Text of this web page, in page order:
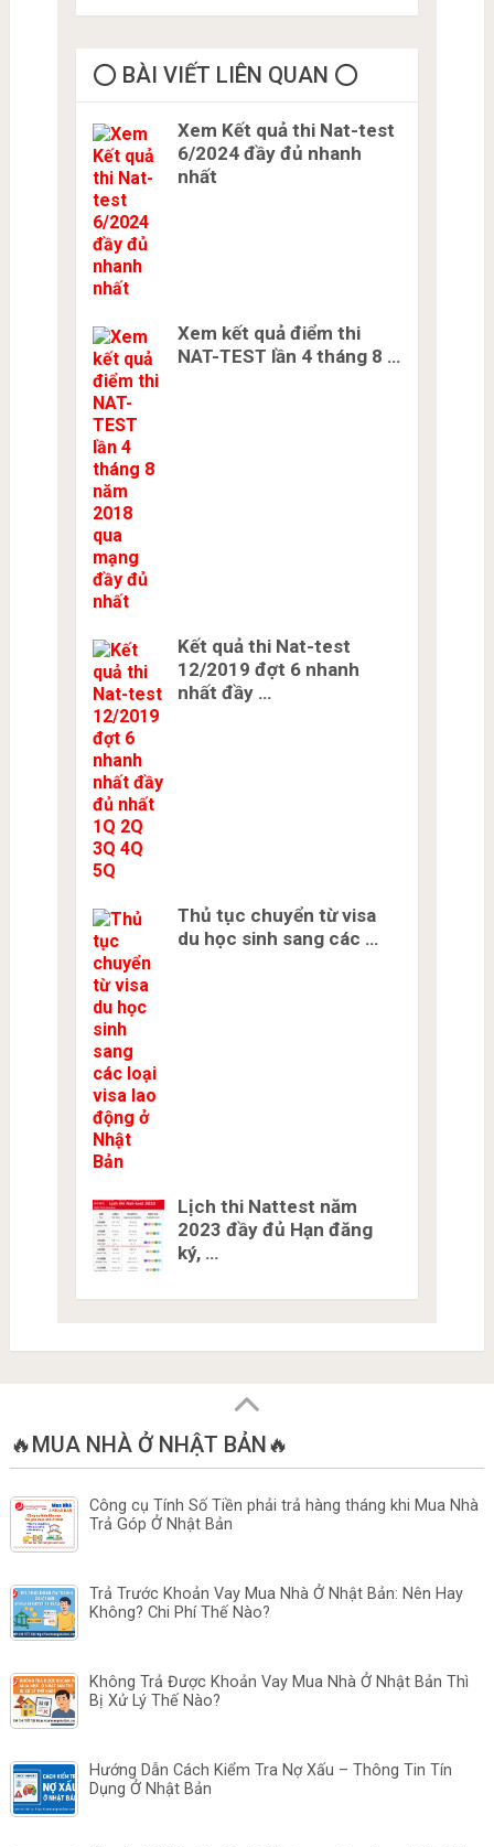
thuyết bằng lái xe ở Nhật
câu Đề 5
⭕️ BÀI VIẾT LIÊN QUAN ⭕️
Xem Kết quả thi Nat-test
6/2024 đầy đủ nhanh
nhất
Xem kết quả điểm thi
NAT-TEST lần 4 tháng 8 …
Kết quả thi Nat-test
12/2019 đợt 6 nhanh
nhất đầy …
Thủ tục chuyển từ visa
du học sinh sang các …
Lịch thi Nattest năm
2023 đầy đủ Hạn đăng
ký, …
🔥MUA NHÀ Ở NHẬT BẢN🔥
Công cụ Tính Số Tiền phải trả hàng tháng khi Mua Nhà
Trả Góp Ở Nhật Bản
Trả Trước Khoản Vay Mua Nhà Ở Nhật Bản: Nên Hay
Không? Chi Phí Thế Nào?
Không Trả Được Khoản Vay Mua Nhà Ở Nhật Bản Thì
Bị Xử Lý Thế Nào?
Hướng Dẫn Cách Kiểm Tra Nợ Xấu – Thông Tin Tín
Dụng Ở Nhật Bản